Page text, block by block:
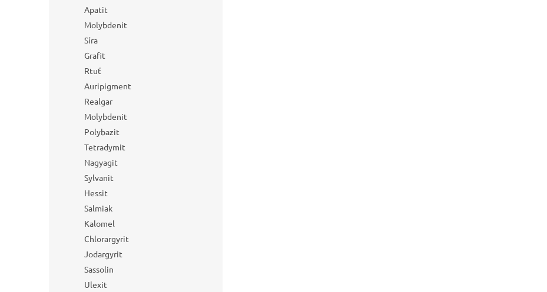
Apatit
Molybdenit
Síra
Grafit
Rtuť
Auripigment
Realgar
Molybdenit
Polybazit
Tetradymit
Nagyagit
Sylvanit
Hessit
Salmiak
Kalomel
Chlorargyrit
Jodargyrit
Sassolin
Ulexit